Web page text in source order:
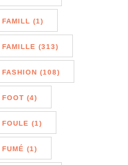
FAMILL (1)
FAMILLE (313)
FASHION (108)
FOOT (4)
FOULE (1)
FUMÉ (1)